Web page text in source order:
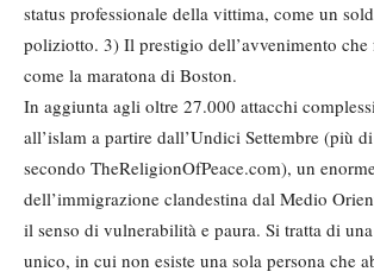
status professionale della vittima, come un
poliziotto. 3) Il prestigio dell’avvenimento che
come la maratona di Boston.
In aggiunta agli oltre 27.000 attacchi
all’islam a partire dall’Undici Settembre (più
secondo TheReligionOfPeace.com), un
dell’immigrazione clandestina dal Medio
il senso di vulnerabilità e paura. Si tratta di una
unico, in cui non esiste una sola persona che